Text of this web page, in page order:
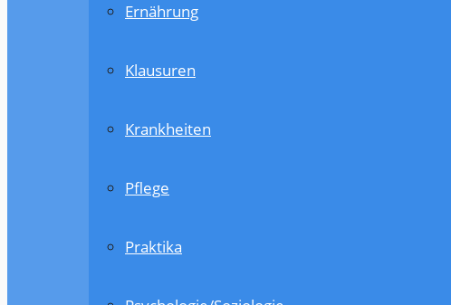
Ernährung
Klausuren
Krankheiten
Pflege
Praktika